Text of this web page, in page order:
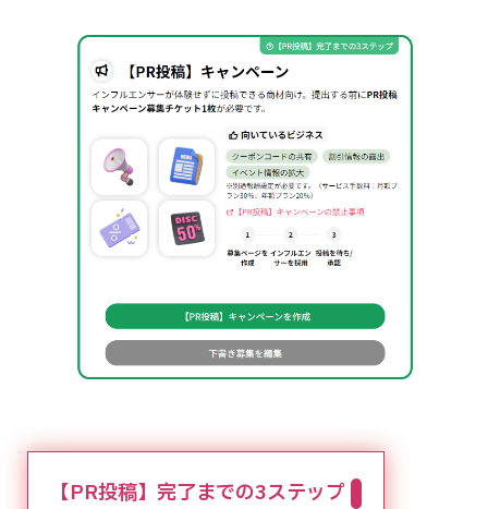
【PR投稿】完了までの3ステップ